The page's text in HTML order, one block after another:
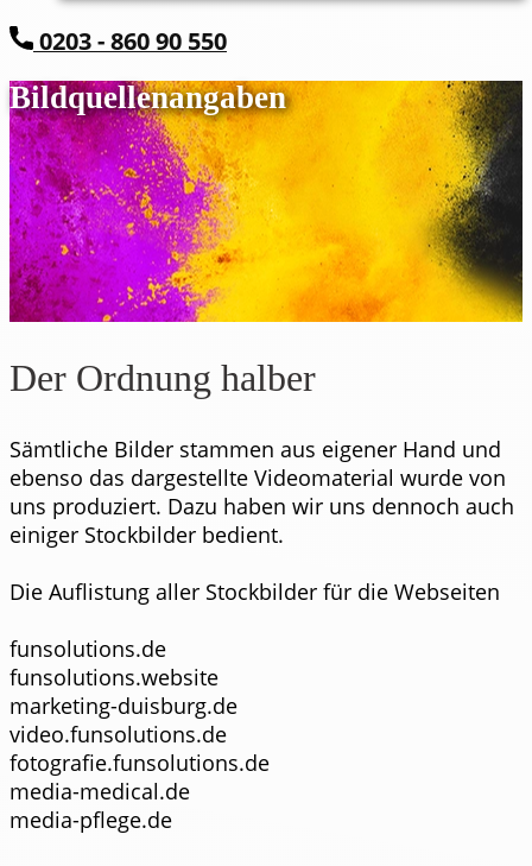
​0203 - 860 90 550
Bildquellenangaben
Der Ordnung halber
Sämtliche Bilder stammen aus eigener Hand und
ebenso das dargestellte Videomaterial wurde von
uns produziert. Dazu haben wir uns dennoch auch
einiger Stockbilder bedient.
Die Auflistung aller Stockbilder für die Webseiten
funsolutions.de
funsolutions.website
marketing-duisburg.de
video.funsolutions.de
fotografie.funsolutions.de
media-medical.de
media-pflege.de